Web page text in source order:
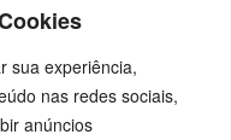
sua experiência,
nas redes sociais,
anúncios